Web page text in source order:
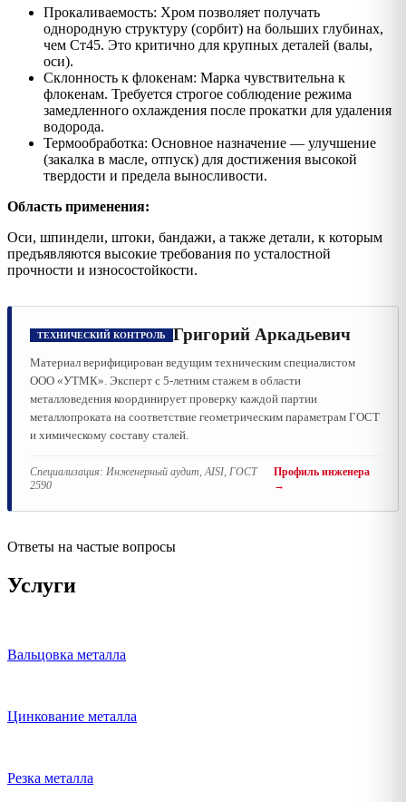
Прокаливаемость: Хром позволяет получать
однородную структуру (сорбит) на больших глубинах,
чем Ст45. Это критично для крупных деталей (валы,
оси).
Склонность к флокенам: Марка чувствительна к
флокенам. Требуется строгое соблюдение режима
замедленного охлаждения после прокатки для удаления
водорода.
Термообработка: Основное назначение — улучшение
(закалка в масле, отпуск) для достижения высокой
твердости и предела выносливости.
Область применения:
Оси, шпиндели, штоки, бандажи, а также детали, к которым
предъявляются высокие требования по усталостной
прочности и износостойкости.
ТЕХНИЧЕСКИЙ КОНТРОЛЬ Григорий Аркадьевич
Материал верифицирован ведущим техническим специалистом
ООО «УТМК». Эксперт с 5-летним стажем в области
металловедения координирует проверку каждой партии
металлопроката на соответствие геометрическим параметрам ГОСТ
и химическому составу сталей.
Специализация: Инженерный аудит, AISI, ГОСТ
2590
Профиль инженера
→
Ответы на частые вопросы
Услуги
Вальцовка металла
Цинкование металла
Резка металла